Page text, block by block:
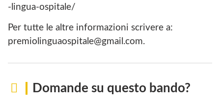
-lingua-ospitale/
Per tutte le altre informazioni scrivere a:
premiolinguaospitale@gmail.com.
Domande su questo bando?